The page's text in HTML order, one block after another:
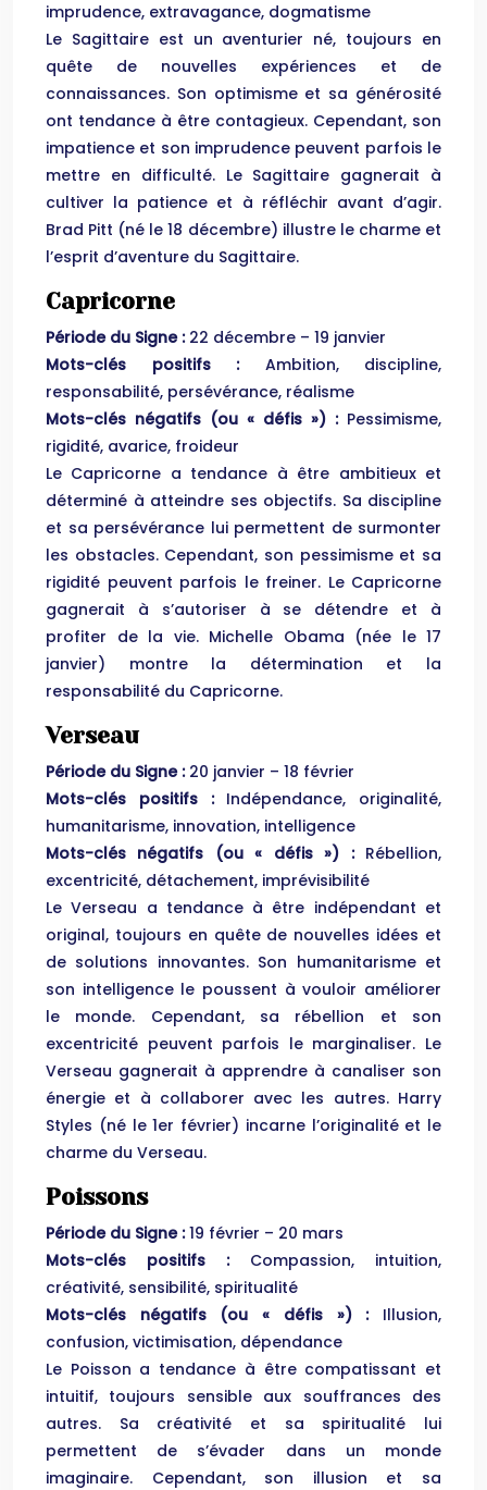
imprudence, extravagance, dogmatisme
Le Sagittaire est un aventurier né, toujours en
quête de nouvelles expériences et de
connaissances. Son optimisme et sa générosité
ont tendance à être contagieux. Cependant, son
impatience et son imprudence peuvent parfois le
mettre en difficulté. Le Sagittaire gagnerait à
cultiver la patience et à réfléchir avant d’agir.
Brad Pitt (né le 18 décembre) illustre le charme et
l’esprit d’aventure du Sagittaire.
Capricorne
Période du Signe : 22 décembre – 19 janvier
Mots-clés positifs : Ambition, discipline,
responsabilité, persévérance, réalisme
Mots-clés négatifs (ou « défis ») : Pessimisme,
rigidité, avarice, froideur
Le Capricorne a tendance à être ambitieux et
déterminé à atteindre ses objectifs. Sa discipline
et sa persévérance lui permettent de surmonter
les obstacles. Cependant, son pessimisme et sa
rigidité peuvent parfois le freiner. Le Capricorne
gagnerait à s’autoriser à se détendre et à
profiter de la vie. Michelle Obama (née le 17
janvier) montre la détermination et la
responsabilité du Capricorne.
Verseau
Période du Signe : 20 janvier – 18 février
Mots-clés positifs : Indépendance, originalité,
humanitarisme, innovation, intelligence
Mots-clés négatifs (ou « défis ») : Rébellion,
excentricité, détachement, imprévisibilité
Le Verseau a tendance à être indépendant et
original, toujours en quête de nouvelles idées et
de solutions innovantes. Son humanitarisme et
son intelligence le poussent à vouloir améliorer
le monde. Cependant, sa rébellion et son
excentricité peuvent parfois le marginaliser. Le
Verseau gagnerait à apprendre à canaliser son
énergie et à collaborer avec les autres. Harry
Styles (né le 1er février) incarne l’originalité et le
charme du Verseau.
Poissons
Période du Signe :19 février – 20 mars
Mots-clés positifs : Compassion, intuition,
créativité, sensibilité, spiritualité
Mots-clés négatifs (ou « défis ») : Illusion,
confusion, victimisation, dépendance
Le Poisson a tendance à être compatissant et
intuitif, toujours sensible aux souffrances des
autres. Sa créativité et sa spiritualité lui
permettent de s’évader dans un monde
imaginaire. Cependant, son illusion et sa